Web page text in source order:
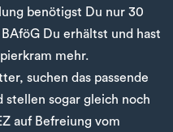
benötigst Du nur 30
Du erhältst und hast
mehr.
suchen das passende
stellen sogar gleich noch
auf Befreiung vom